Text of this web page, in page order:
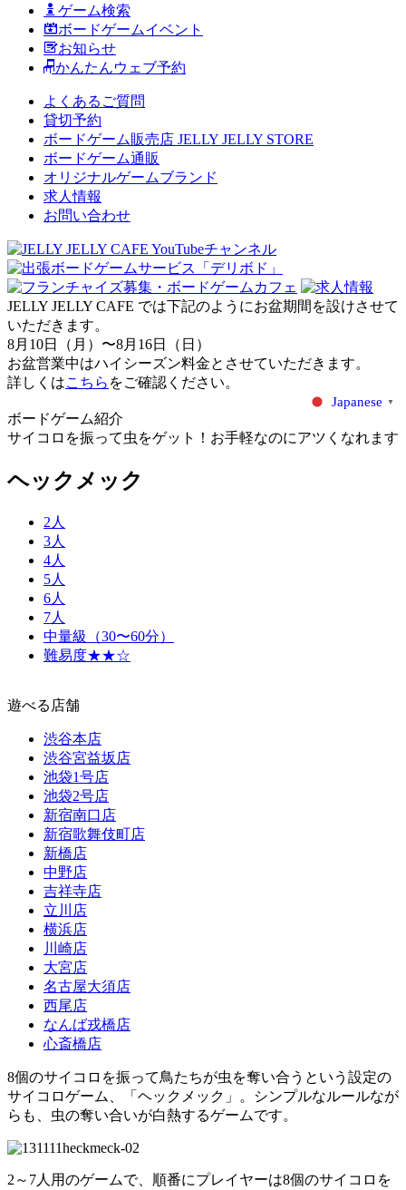
ゲーム検索
ボードゲームイベント
お知らせ
かんたんウェブ予約
よくあるご質問
貸切予約
ボードゲーム販売店 JELLY JELLY STORE
ボードゲーム通販
オリジナルゲームブランド
求人情報
お問い合わせ
JELLY JELLY CAFE では下記のようにお盆期間を設けさせて
いただきます。
8月10日（月）〜8月16日（日）
お盆営業中はハイシーズン料金とさせていただきます。
詳しくはこちら をご確認ください。
Japanese ▼
ボードゲーム紹介
サイコロを振って虫をゲット！お手軽なのにアツくなれます
ヘックメック
2人
3人
4人
5人
6人
7人
中量級（30〜60分）
難易度★★☆
遊べる店舗
渋谷本店
渋谷宮益坂店
池袋1号店
池袋2号店
新宿南口店
新宿歌舞伎町店
新橋店
中野店
吉祥寺店
立川店
横浜店
川崎店
大宮店
名古屋大須店
西尾店
なんば戎橋店
心斎橋店
8個のサイコロを振って鳥たちが虫を奪い合うという設定の
サイコロゲーム、「ヘックメック」。シンプルなルールなが
らも、虫の奪い合いが白熱するゲームです。
2～7人用のゲームで、順番にプレイヤーは8個のサイコロを